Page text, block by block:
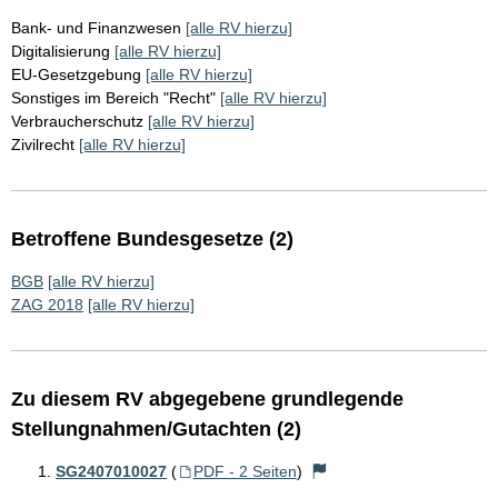
Bank- und Finanzwesen [alle RV hierzu]
Digitalisierung [alle RV hierzu]
EU-Gesetzgebung [alle RV hierzu]
Sonstiges im Bereich "Recht" [alle RV hierzu]
Verbraucherschutz [alle RV hierzu]
Zivilrecht [alle RV hierzu]
Betroffene Bundesgesetze (2)
BGB [alle RV hierzu]
ZAG 2018 [alle RV hierzu]
Zu diesem RV abgegebene grundlegende
Stellungnahmen/Gutachten (2)
SG2407010027 ( PDF - 2 Seiten)